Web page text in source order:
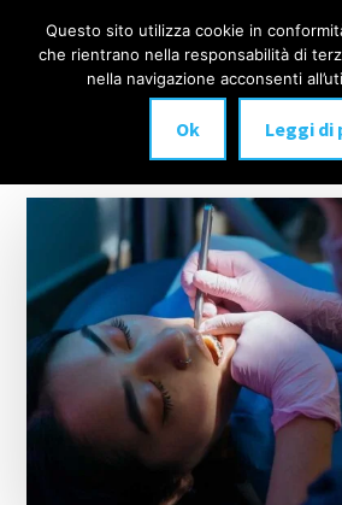
Additional
menu
IMPLANTOLOGIA
DENTALE
anche
carico
immediato!
Questo sito utilizza cookie in
che rientrano nella responsabilità di
nella navigazione acconsenti
Ok Leggi di